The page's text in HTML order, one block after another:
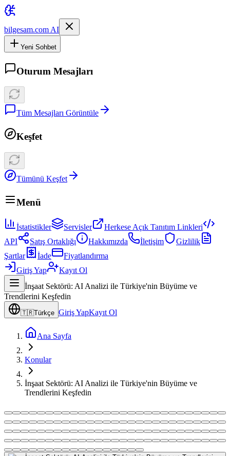
bilgesam.com AI
Yeni Sohbet
Oturum Mesajları
Tüm Mesajları Görüntüle
Keşfet
Tümünü Keşfet
Menü
İstatistikler Servisler
Herkese Açık Tanıtım Linkleri
API
Satış Ortaklığı Hakkımızda İletişim
Gizlilik
Şartlar
İade
Fiyatlandırma
Giriş Yap
Kayıt Ol
İnşaat Sektörü: AI Analizi ile Türkiye'nin Büyüme ve
Trendlerini Keşfedin
🇹🇷Türkçe Giriş YapKayıt Ol
Ana Sayfa
Konular
İnşaat Sektörü: AI Analizi ile Türkiye'nin Büyüme ve
Trendlerini Keşfedin